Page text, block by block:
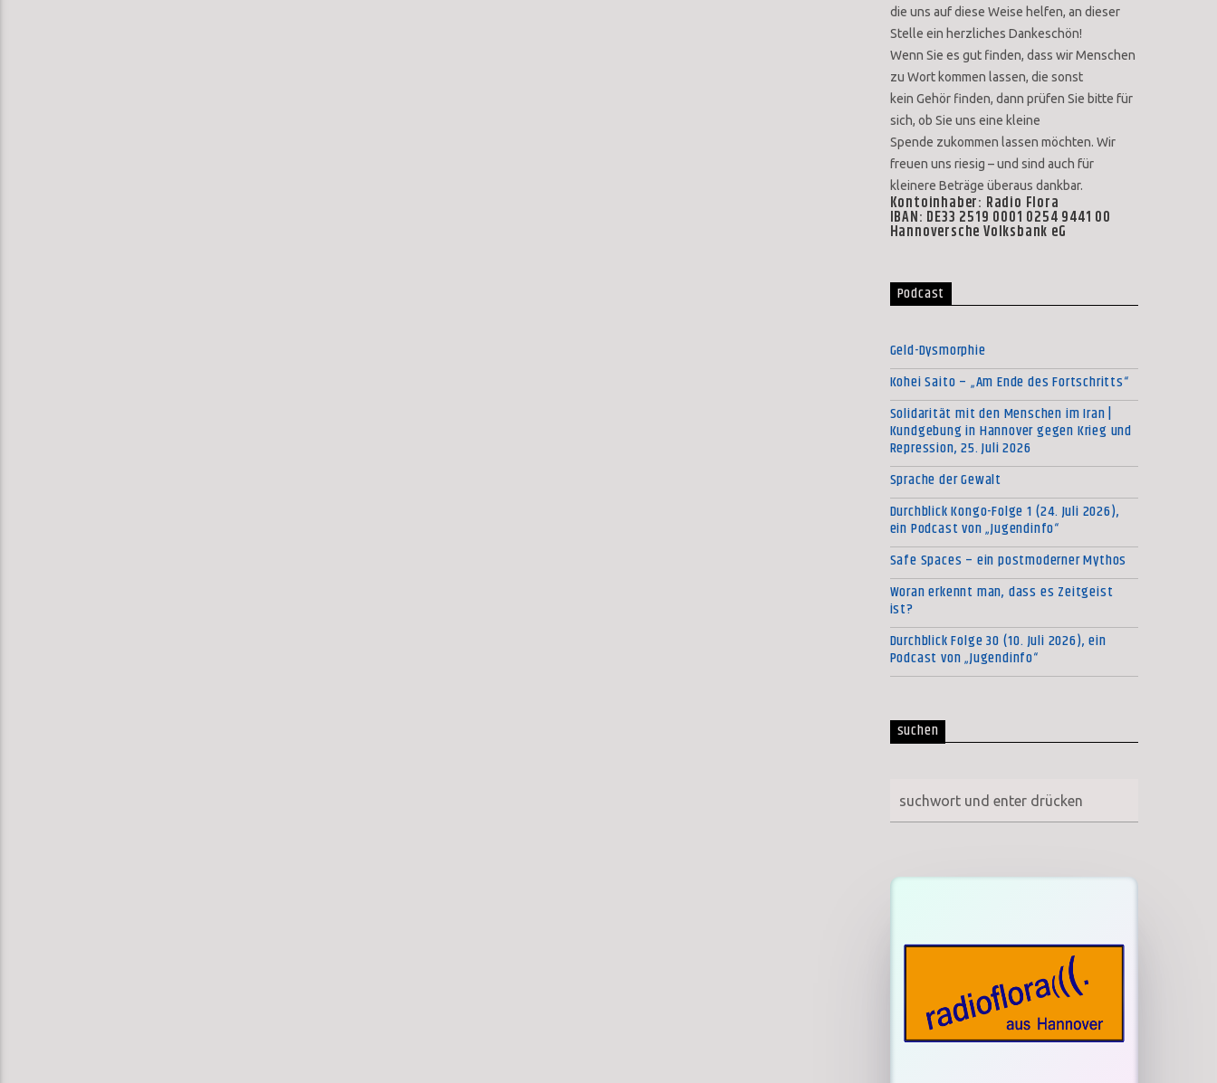
die uns auf diese Weise helfen, an dieser
Stelle ein herzliches Dankeschön!
Wenn Sie es gut finden, dass wir Menschen
zu Wort kommen lassen, die sonst
kein Gehör finden, dann prüfen Sie bitte für
sich, ob Sie uns eine kleine
Spende zukommen lassen möchten. Wir
freuen uns riesig – und sind auch für
kleinere Beträge überaus dankbar.
Kontoinhaber: Radio Flora
IBAN: DE33 2519 0001 0254 9441 00
Hannoversche Volksbank eG
Podcast
Geld-Dysmorphie
Kohei Saito – „Am Ende des Fortschritts“
Solidarität mit den Menschen im Iran |
Kundgebung in Hannover gegen Krieg und
Repression, 25. Juli 2026
Sprache der Gewalt
Durchblick Kongo-Folge 1 (24. Juli 2026),
ein Podcast von „Jugendinfo“
Safe Spaces – ein postmoderner Mythos
Woran erkennt man, dass es Zeitgeist
ist?
Durchblick Folge 30 (10. Juli 2026), ein
Podcast von „Jugendinfo“
suchen